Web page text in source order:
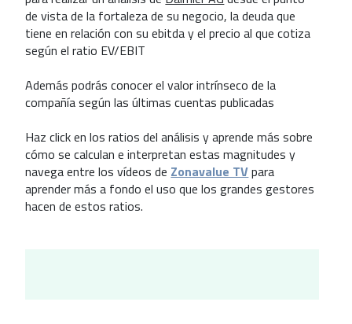
de vista de la fortaleza de su negocio, la deuda que
tiene en relación con su ebitda y el precio al que cotiza
según el ratio EV/EBIT
Además podrás conocer el valor intrínseco de la
compañía según las últimas cuentas publicadas
Haz click en los ratios del análisis y aprende más sobre
cómo se calculan e interpretan estas magnitudes y
navega entre los vídeos de Zonavalue TVpara
aprender más a fondo el uso que los grandes gestores
hacen de estos ratios.